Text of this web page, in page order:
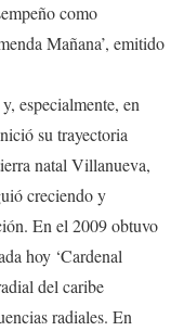
como
Mañana’, emitido
especialmente, en
su trayectoria
natal Villanueva,
creciendo y
En el 2009 obtuvo
hoy ‘Cardenal
del caribe
radiales. En